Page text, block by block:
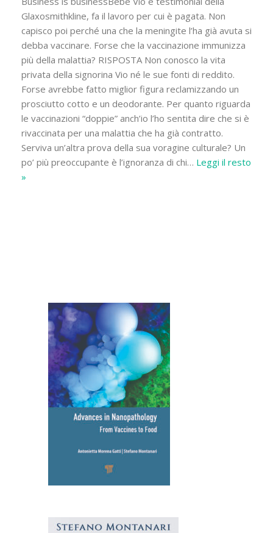
Glaxosmithkline, fa il lavoro per cui è pagata. Non
capisco poi perché una che la meningite l’ha già avuta si
debba vaccinare. Forse che la vaccinazione immunizza
più della malattia? RISPOSTA Non conosco la vita
privata della signorina Vio né le sue fonti di reddito.
Forse avrebbe fatto miglior figura reclamizzando un
prosciutto cotto e un deodorante. Per quanto riguarda
le vaccinazioni “doppie” anch’io l’ho sentita dire che si è
rivaccinata per una malattia che ha già contratto.
Serviva un’altra prova della sua voragine culturale? Un
po’ più preoccupante è l’ignoranza di chi… Leggi il resto
»